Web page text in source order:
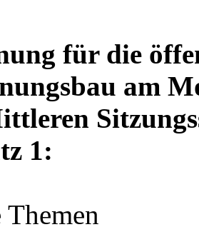
für die
am
1: